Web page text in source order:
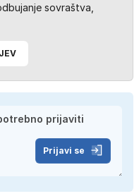
sovraštva,
Prijavi se